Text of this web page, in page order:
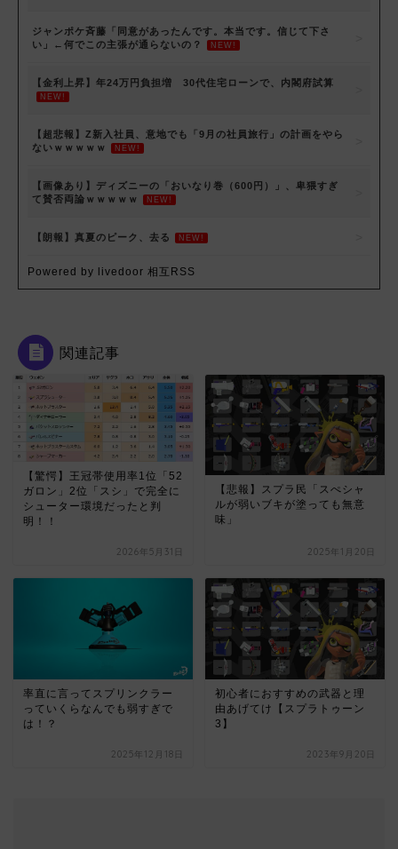
ジャンポケ斉藤「同意があったんです。本当です。信じて下さ
い」←何でこの主張が通らないの？
NEW!
【金利上昇】年24万円負担増 30代住宅ローンで、内閣府試算
NEW!
【超悲報】Z新入社員、意地でも「9月の社員旅行」の計画をやら
ないｗｗｗｗｗ
NEW!
【画像あり】ディズニーの「おいなり巻（600円）」、卑猥すぎ
て賛否両論ｗｗｗｗｗ
NEW!
【朗報】真夏のピーク、去る NEW!
Powered by livedoor 相互RSS
関連記事
【驚愕】王冠帯使用率1位「52
ガロン」2位「スシ」で完全に
シューター環境だったと判
明！！
2026年5月31日
【悲報】スプラ民「スぺシャ
ルが弱いブキが塗っても無意
味」
2025年1月20日
率直に言ってスプリンクラー
っていくらなんでも弱すぎで
は！？
2025年12月18日
初心者におすすめの武器と理
由あげてけ【スプラトゥーン
3】
2023年9月20日